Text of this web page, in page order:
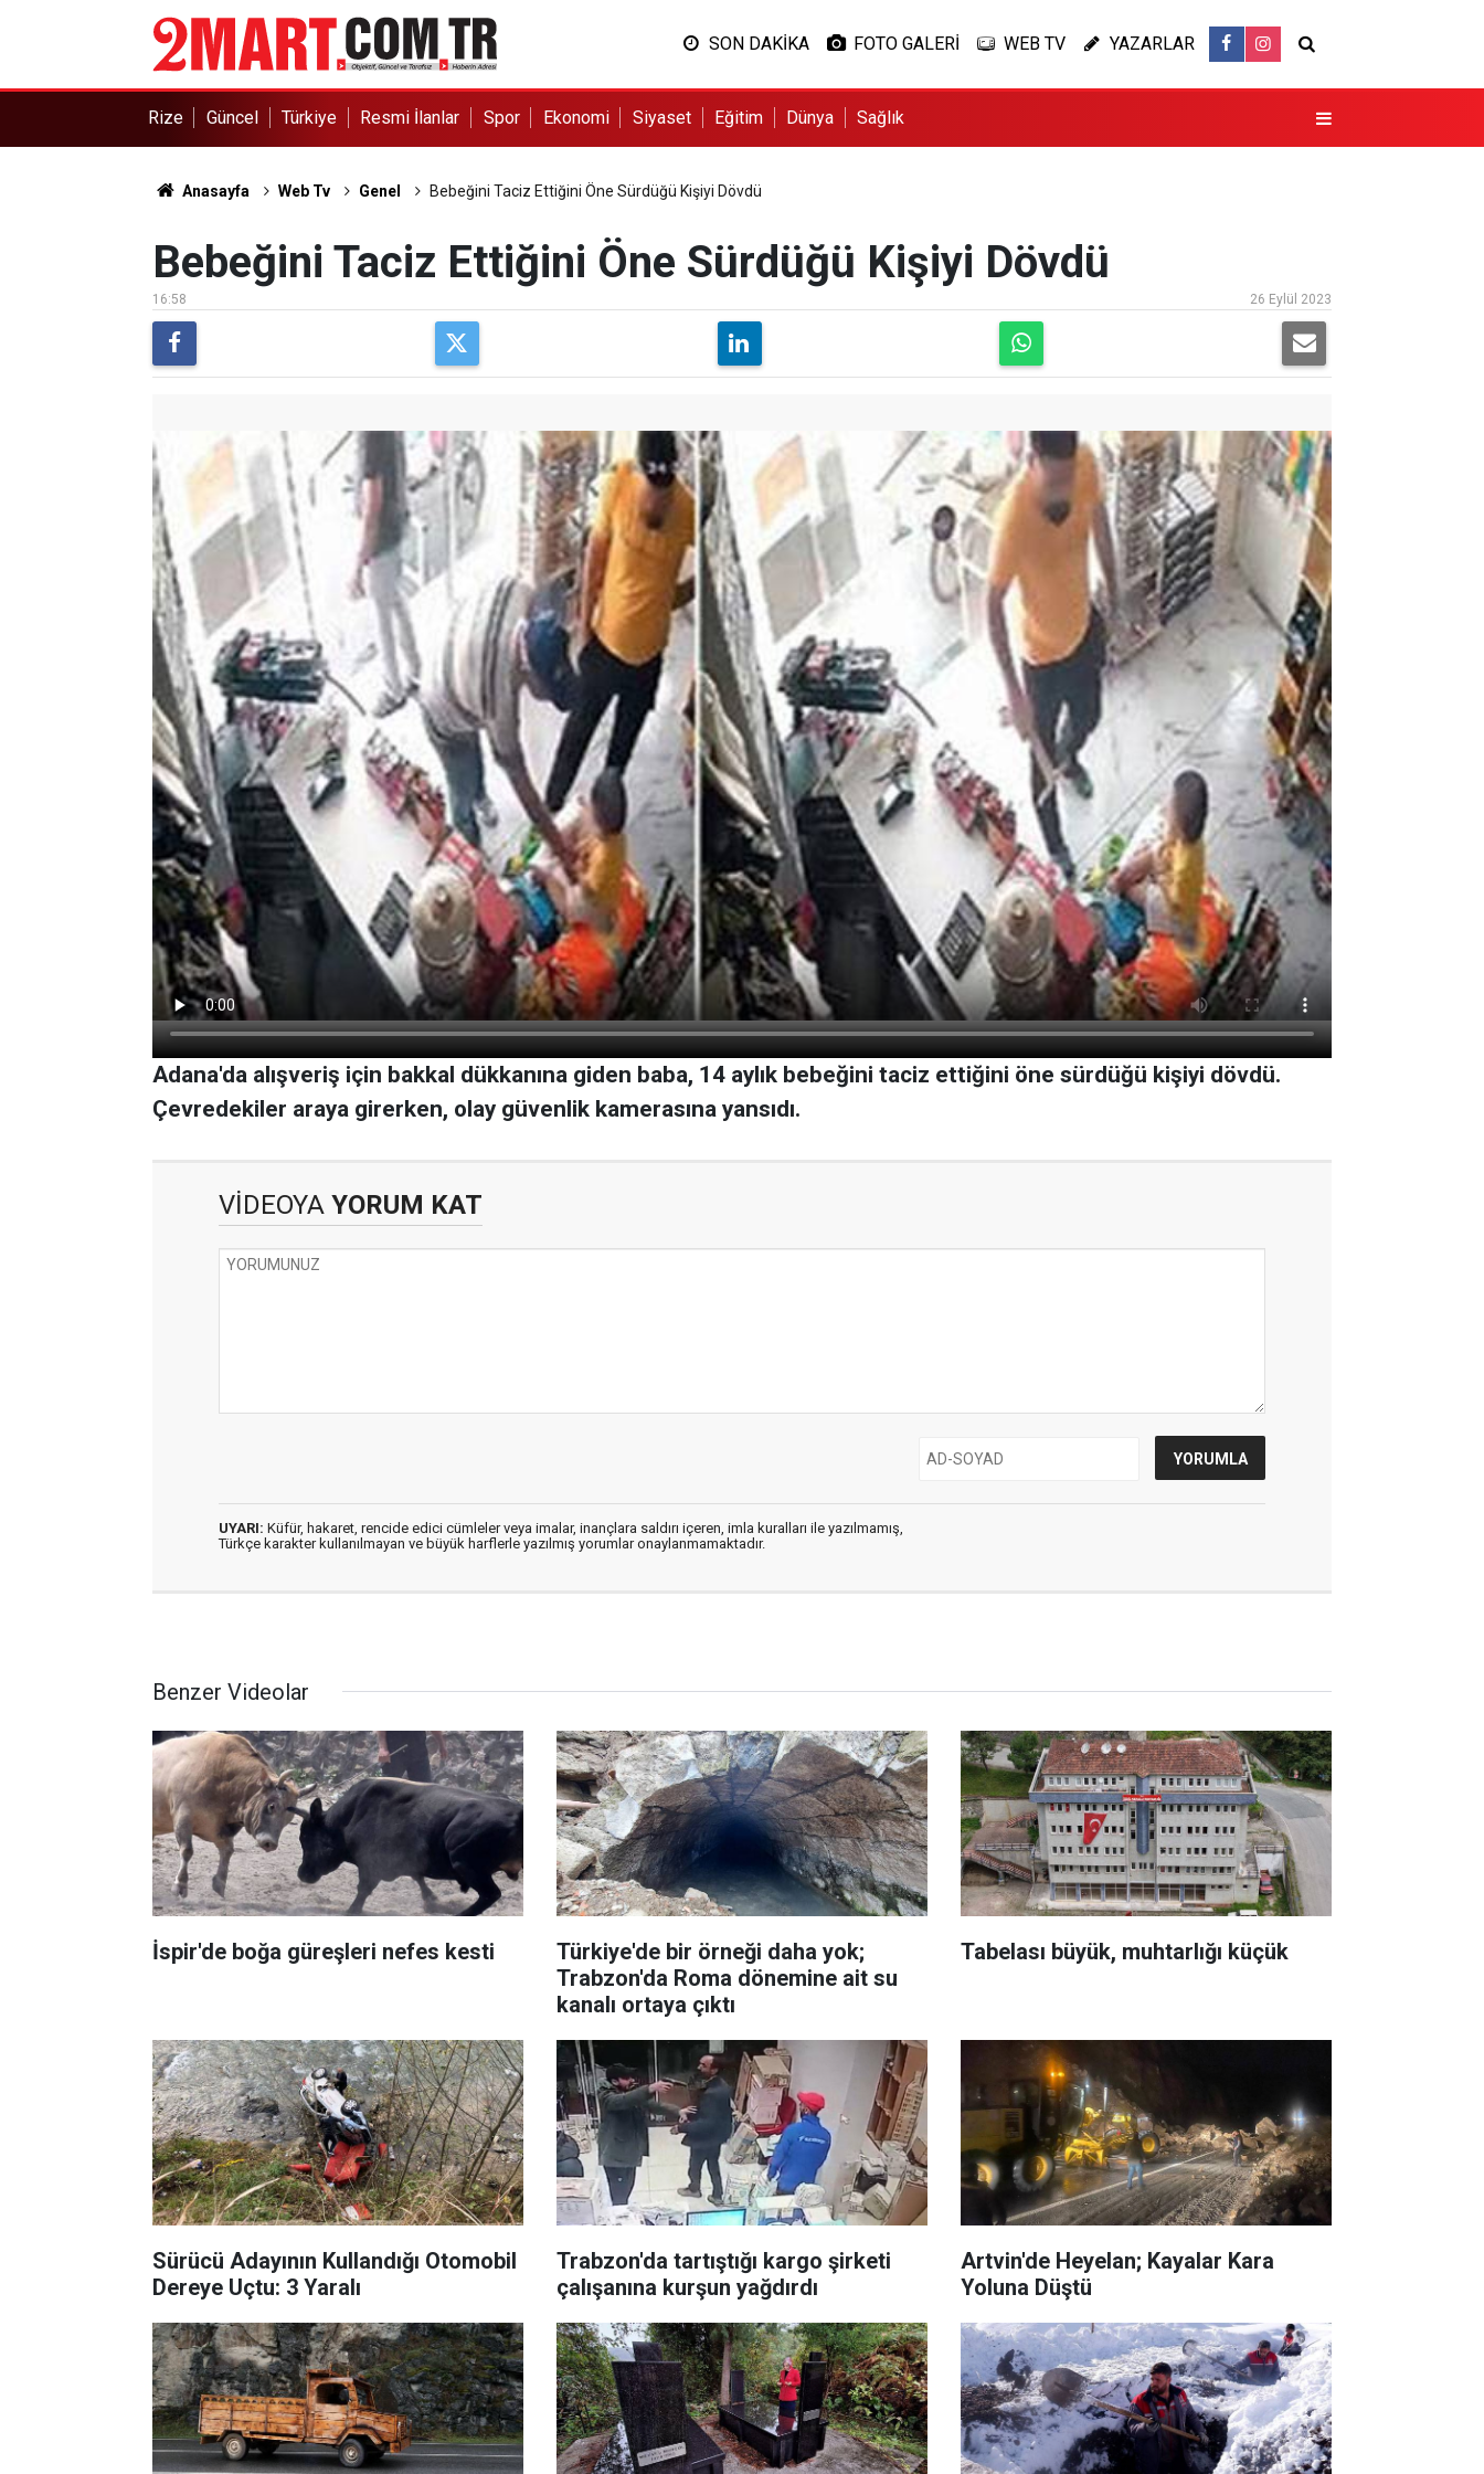
SON DAKİKA FOTO GALERİ WEB TV YAZARLAR
Rize Güncel Türkiye Resmi İlanlar Spor Ekonomi Siyaset Eğitim Dünya Sağlık
Anasayfa Web Tv Genel Bebeğini Taciz Ettiğini Öne Sürdüğü Kişiyi Dövdü
Bebeğini Taciz Ettiğini Öne Sürdüğü Kişiyi Dövdü
16:58 26 Eylül 2023
Adana'da alışveriş için bakkal dükkanına giden baba, 14 aylık bebeğini taciz ettiğini öne sürdüğü kişiyi dövdü.
Çevredekiler araya girerken, olay güvenlik kamerasına yansıdı.
VİDEOYA YORUM KAT
UYARI: Küfür, hakaret, rencide edici cümleler veya imalar, inançlara saldırı içeren, imla kuralları ile yazılmamış,
Türkçe karakter kullanılmayan ve büyük harflerle yazılmış yorumlar onaylanmamaktadır.
Benzer Videolar
İspir'de boğa güreşleri nefes kesti
Türkiye'de bir örneği daha yok;
Trabzon'da Roma dönemine ait su
kanalı ortaya çıktı
Tabelası büyük, muhtarlığı küçük
Sürücü Adayının Kullandığı Otomobil
Dereye Uçtu: 3 Yaralı
Trabzon'da tartıştığı kargo şirketi
çalışanına kurşun yağdırdı
Artvin'de Heyelan; Kayalar Kara
Yoluna Düştü